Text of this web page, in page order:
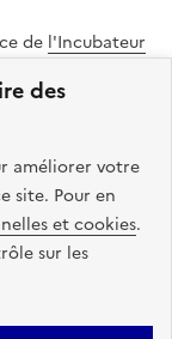
des
améliorer votre
site. Pour en
et cookies.
sur les
de l'Incubateur
de ce site web
site est conçu
légales